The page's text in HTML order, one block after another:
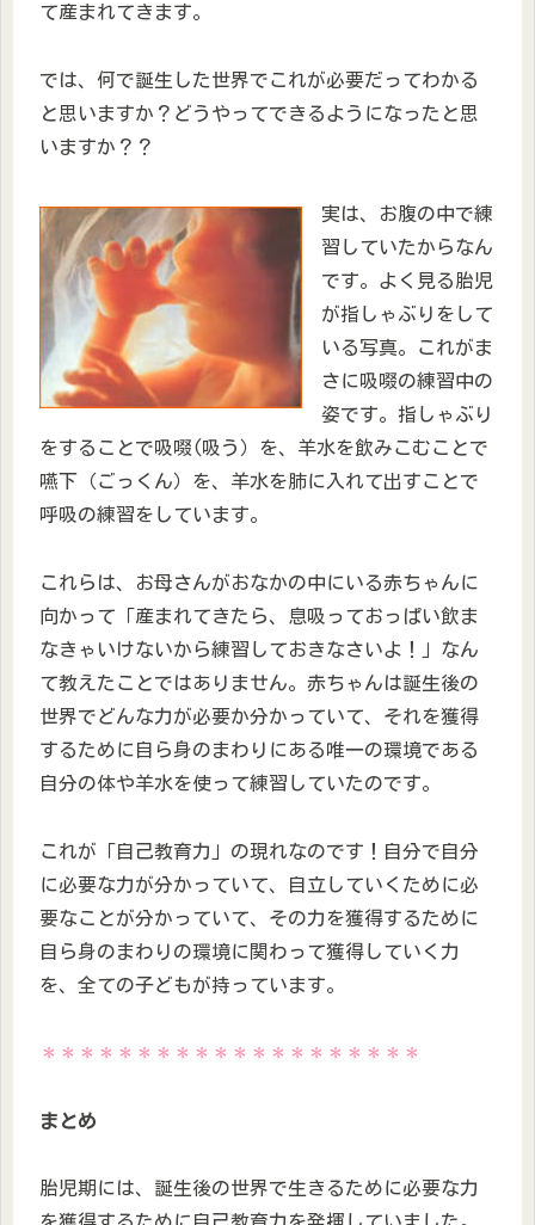
て産まれてきます。
では、何で誕生した世界でこれが必要だってわかる
と思いますか？どうやってできるようになったと思
いますか？？
実は、お腹の中で練
習していたからなん
です。よく見る胎児
が指しゃぶりをして
いる写真。これがま
さに吸啜の練習中の
姿です。指しゃぶり
をすることで吸啜(吸う）を、羊水を飲みこむことで
嚥下（ごっくん）を、羊水を肺に入れて出すことで
呼吸の練習をしています。
これらは、お母さんがおなかの中にいる赤ちゃんに
向かって「産まれてきたら、息吸っておっぱい飲ま
なきゃいけないから練習しておきなさいよ！」なん
て教えたことではありません。赤ちゃんは誕生後の
世界でどんな力が必要か分かっていて、それを獲得
するために自ら身のまわりにある唯一の環境である
自分の体や羊水を使って練習していたのです。
これが「自己教育力」の現れなのです！自分で自分
に必要な力が分かっていて、自立していくために必
要なことが分かっていて、その力を獲得するために
自ら身のまわりの環境に関わって獲得していく力
を、全ての子どもが持っています。
＊＊＊＊＊＊＊＊＊＊＊＊＊＊＊＊＊＊＊＊
まとめ
胎児期には、誕生後の世界で生きるために必要な力
を獲得するために自己教育力を発揮していました。